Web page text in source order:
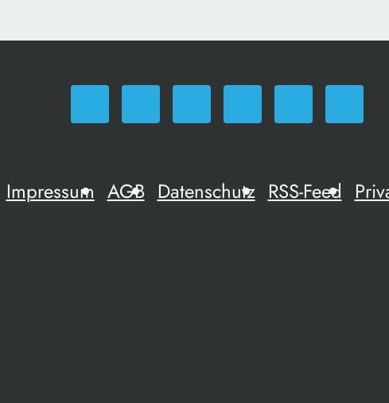
Impressum AGB Datenschutz RSS-Feed